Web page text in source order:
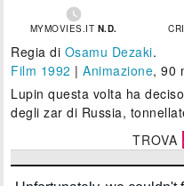

MYMOVIES.IT N.D.
Regia di Osamu Dezaki.
Film 1992 |Animazione, 90
Lupin questa volta ha
degli zar di Russia,
TROVA